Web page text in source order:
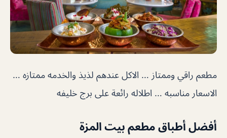
مطعم راقي وممتاز … الاكل عندهم لذيذ والخدمه ممتازه …
الاسعار مناسبه … اطلاله رائعة على برج خليفه
أفضل أطباق مطعم بيت المزة